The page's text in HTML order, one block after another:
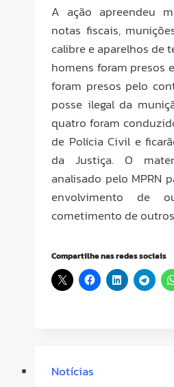
A ação apreendeu
notas fiscais,
calibre e aparelhos de
homens foram presos
foram presos pelo
posse ilegal da
quatro foram
de Polícia Civil e
da Justiça. O
analisado pelo MPRN
envolvimento de
cometimento de
Compartilhe nas redes sociais
Notícias